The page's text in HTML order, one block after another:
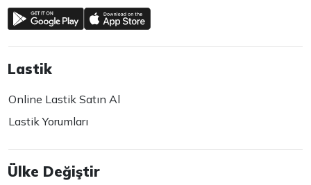
Lastik
Online Lastik Satın Al
Lastik Yorumları
Ülke Değiştir